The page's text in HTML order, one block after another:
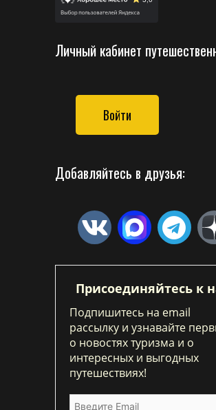
Личный кабинет
Войти
Добавляйтесь в друзья:
Присоединяйтесь к
Подпишитесь на email
рассылку и узнавайте
о новостях туризма и о
интересных и выгодных
путешествиях!